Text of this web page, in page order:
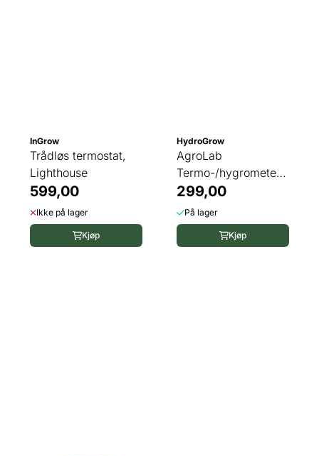
InGrow
Trådløs termostat,
Lighthouse
599,00
Ikke på lager
Kjøp
HydroGrow
AgroLab
Termo-/hygrometer
Digital
299,00
På lager
Kjøp